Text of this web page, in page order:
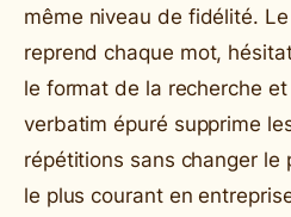
même niveau de fidélité.
reprend chaque mot,
le format de la recherche
verbatim épuré supprime
répétitions sans changer le
le plus courant en